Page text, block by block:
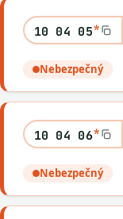
10 04 05*
Nebezpečný
10 04 06*
Nebezpečný